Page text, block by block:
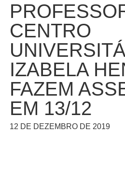
CENTRO
IZABELA
FAZEM
EM 13/12
12 DE DEZEMBRO DE 2019